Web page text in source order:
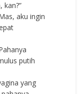
kan?”
aku ingin
putih
yang